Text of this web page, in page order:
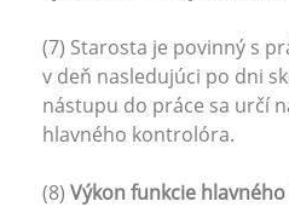
(7) Starosta je povinný s
v deň nasledujúci po dni
nástupu do práce sa určí
hlavného kontrolóra.
(8) Výkon funkcie